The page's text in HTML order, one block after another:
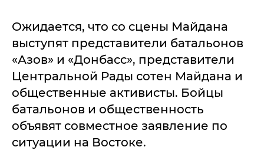
Ожидается, что со сцены Майдана
выступят представители батальонов
«Азов» и «Донбасс», представители
Центральной Рады сотен Майдана и
общественные активисты. Бойцы
батальонов и общественность
объявят совместное заявление по
ситуации на Востоке.